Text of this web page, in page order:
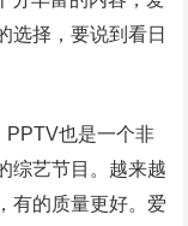
选择，要说到看日
PPTV也是一个非
综艺节目。越来越
有的质量更好。爱